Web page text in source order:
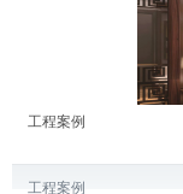
工程案例
工程案例